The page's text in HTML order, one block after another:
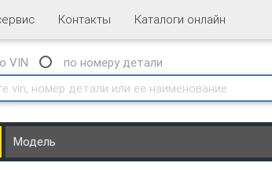
Контакты Каталоги онлайн
VIN
по номеру детали